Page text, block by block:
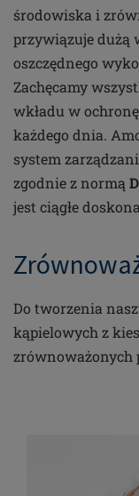
środowiska i
przywiązuje dużą
oszczędnego
Zachęcamy
wkładu w
każdego dnia.
system
zgodnie z normą
jest ciągłe
Do tworzenia
kąpielowych z
zrównoważonych